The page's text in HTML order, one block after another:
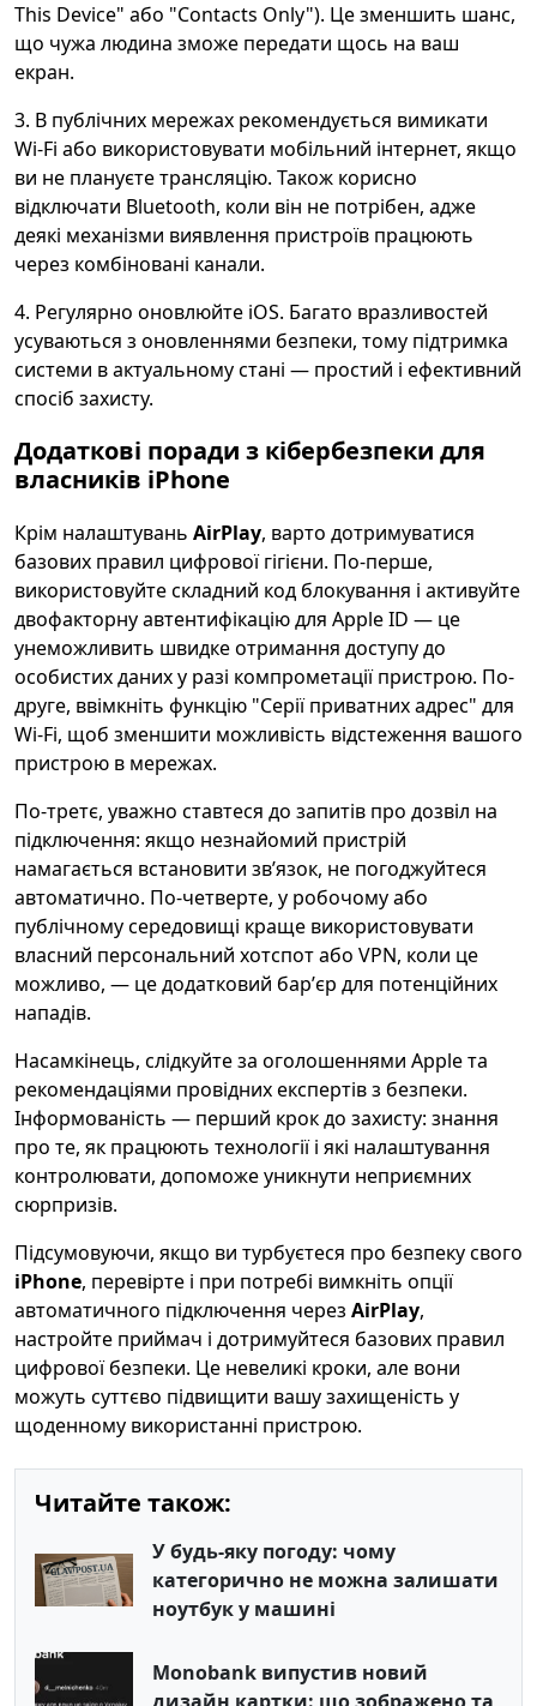
This Device" або "Contacts Only"). Це зменшить шанс,
що чужа людина зможе передати щось на ваш
екран.
3. В публічних мережах рекомендується вимикати
Wi‑Fi або використовувати мобільний інтернет, якщо
ви не плануєте трансляцію. Також корисно
відключати Bluetooth, коли він не потрібен, адже
деякі механізми виявлення пристроїв працюють
через комбіновані канали.
4. Регулярно оновлюйте iOS. Багато вразливостей
усуваються з оновленнями безпеки, тому підтримка
системи в актуальному стані — простий і ефективний
спосіб захисту.
Додаткові поради з кібербезпеки для
власників iPhone
Крім налаштувань AirPlay, варто дотримуватися
базових правил цифрової гігієни. По-перше,
використовуйте складний код блокування і активуйте
двофакторну автентифікацію для Apple ID — це
унеможливить швидке отримання доступу до
особистих даних у разі компрометації пристрою. По-
друге, ввімкніть функцію "Серії приватних адрес" для
Wi‑Fi, щоб зменшити можливість відстеження вашого
пристрою в мережах.
По-третє, уважно ставтеся до запитів про дозвіл на
підключення: якщо незнайомий пристрій
намагається встановити звʼязок, не погоджуйтеся
автоматично. По-четверте, у робочому або
публічному середовищі краще використовувати
власний персональний хотспот або VPN, коли це
можливо, — це додатковий барʼєр для потенційних
нападів.
Насамкінець, слідкуйте за оголошеннями Apple та
рекомендаціями провідних експертів з безпеки.
Інформованість — перший крок до захисту: знання
про те, як працюють технології і які налаштування
контролювати, допоможе уникнути неприємних
сюрпризів.
Підсумовуючи, якщо ви турбуєтеся про безпеку свого
iPhone, перевірте і при потребі вимкніть опції
автоматичного підключення через AirPlay,
настройте приймач і дотримуйтеся базових правил
цифрової безпеки. Це невеликі кроки, але вони
можуть суттєво підвищити вашу захищеність у
щоденному використанні пристрою.
Читайте також:
У будь-яку погоду: чому
категорично не можна залишати
ноутбук у машині
Monobank випустив новий